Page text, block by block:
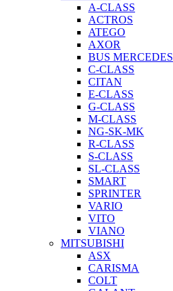
A-CLASS
ACTROS
ATEGO
AXOR
BUS MERCEDES
C-CLASS
CITAN
E-CLASS
G-CLASS
M-CLASS
NG-SK-MK
R-CLASS
S-CLASS
SL-CLASS
SMART
SPRINTER
VARIO
VITO
VIANO
MITSUBISHI
ASX
CARISMA
COLT